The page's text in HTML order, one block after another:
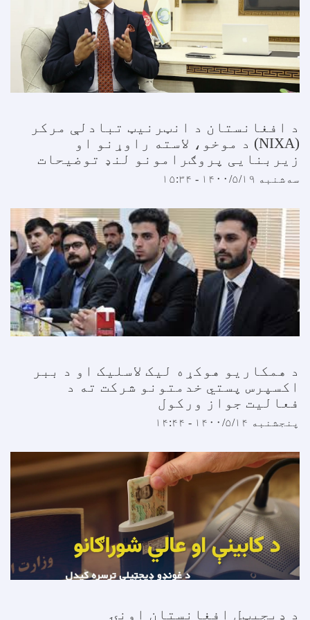
د افغانستان د انټرنیټ تبادلې مرکر
(NIXA) د موخو، لاسته راوړنو او
زیربنایی پروګرامونو لنډ توضیحات
سه‌شنبه ۱۴۰۰/۵/۱۹ - ۱۵:۳۴
د همکاریو هوکړه لیک لاسلیک او د ببر
اکسپرس پستي خدمتونو شرکت ته د
فعالیت جواز ورکول
پنجشنبه ۱۴۰۰/۵/۱۴ - ۱۴:۴۴
د ډیجیټل افغانستان اونۍ